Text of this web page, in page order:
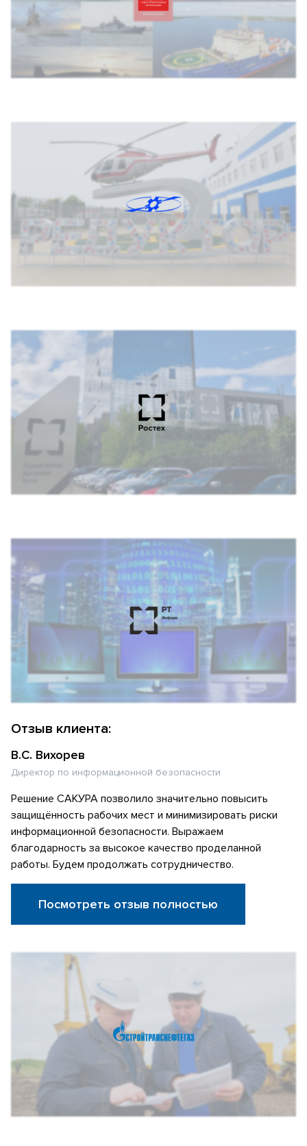
Отзыв клиента:
В.С. Вихорев
Директор по информационной безопасности
Решение САКУРА позволило значительно повысить
защищённость рабочих мест и минимизировать риски
информационной безопасности. Выражаем
благодарность за высокое качество проделанной
работы. Будем продолжать сотрудничество.
Посмотреть отзыв полностью